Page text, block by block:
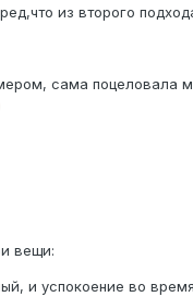
из второго
сама поцеловала
вещи:
и успокоение во